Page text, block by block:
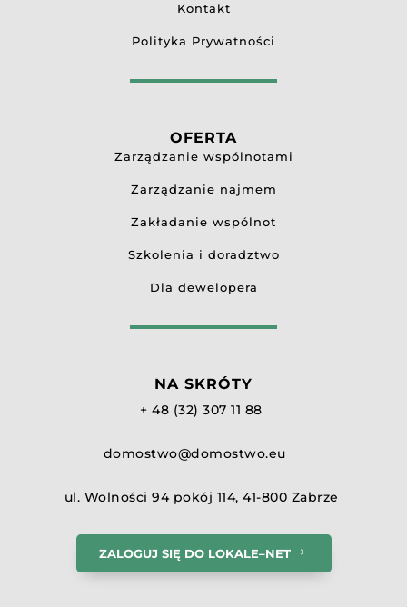
Kontakt
Polityka Prywatności
OFERTA
Zarządzanie wspólnotami
Zarządzanie najmem
Zakładanie wspólnot
Szkolenia i doradztwo
Dla dewelopera
NA SKRÓTY
+ 48 (32) 307 11 88
domostwo@domostwo.eu
ul. Wolności 94 pokój 114, 41-800 Zabrze
ZALOGUJ SIĘ DO LOKALE–NET